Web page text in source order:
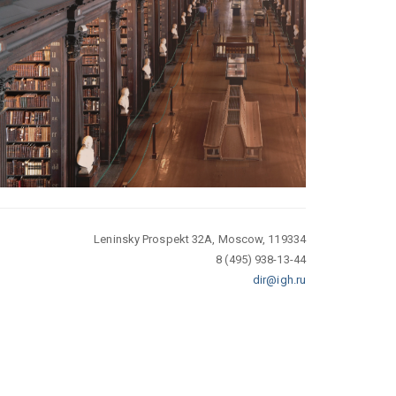
Leninsky Prospekt 32A, Moscow, 119334
8 (495) 938-13-44
dir@igh.ru